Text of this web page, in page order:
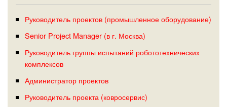
Руководитель проектов (промышленное оборудование)
Senior Project Manager (в г. Москва)
Руководитель группы испытаний робототехнических
комплексов
Администратор проектов
Руководитель проекта (ковросервис)